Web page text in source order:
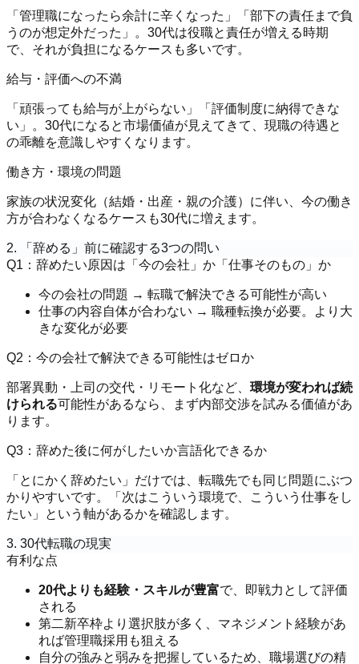
「管理職になったら余計に辛くなった」「部下の責任まで負
うのが想定外だった」。30代は役職と責任が増える時期
で、それが負担になるケースも多いです。
給与・評価への不満
「頑張っても給与が上がらない」「評価制度に納得できな
い」。30代になると市場価値が見えてきて、現職の待遇と
の乖離を意識しやすくなります。
働き方・環境の問題
家族の状況変化（結婚・出産・親の介護）に伴い、今の働き
方が合わなくなるケースも30代に増えます。
2. 「辞める」前に確認する3つの問い
Q1：辞めたい原因は「今の会社」か「仕事そのもの」か
今の会社の問題 → 転職で解決できる可能性が高い
仕事の内容自体が合わない → 職種転換が必要。より大
きな変化が必要
Q2：今の会社で解決できる可能性はゼロか
部署異動・上司の交代・リモート化など、 環境が変われば続
けられる可能性があるなら、まず内部交渉を試みる価値があ
ります。
Q3：辞めた後に何がしたいか言語化できるか
「とにかく辞めたい」だけでは、転職先でも同じ問題にぶつ
かりやすいです。「次はこういう環境で、こういう仕事をし
たい」という軸があるかを確認します。
3. 30代転職の現実
有利な点
20代よりも経験・スキルが豊富で、即戦力として評価
される
第二新卒枠より選択肢が多く、マネジメント経験があ
れば管理職採用も狙える
自分の強みと弱みを把握しているため、職場選びの精